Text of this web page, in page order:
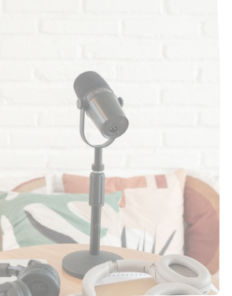
VOUS ÊTES ?
EXPERTISES
FORMATIONS
RESSOURCES
SOMMES-NOUS ?
CONTACT
leur rendre hommage en
tabous sur de nombreux sujets